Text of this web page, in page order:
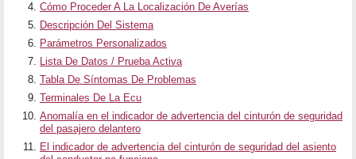
Cómo Proceder A La Localización De Averías
Descripción Del Sistema
Parámetros Personalizados
Lista De Datos / Prueba Activa
Tabla De Síntomas De Problemas
Terminales De La Ecu
Anomalía en el indicador de advertencia del cinturón de seguridad
del pasajero delantero
El indicador de advertencia del cinturón de seguridad del asiento